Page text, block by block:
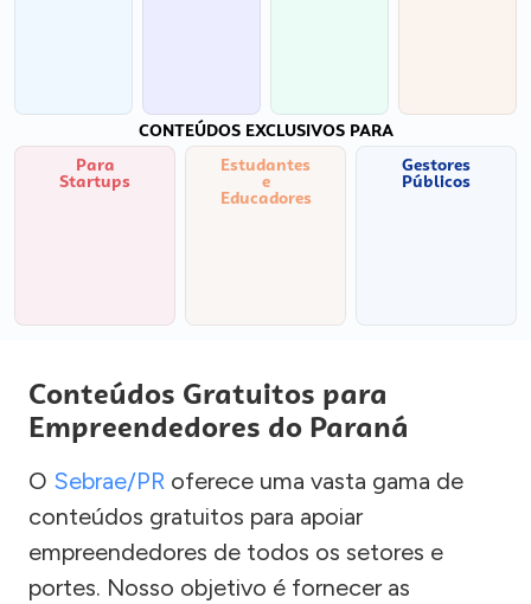
CONTEÚDOS EXCLUSIVOS PARA
Para
Startups
Estudantes
e
Educadores
Gestores
Públicos
Conteúdos Gratuitos para
Empreendedores do Paraná
O Sebrae/PR oferece uma vasta gama de
conteúdos gratuitos para apoiar
empreendedores de todos os setores e
portes. Nosso objetivo é fornecer as